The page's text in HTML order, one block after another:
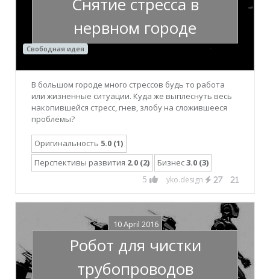
нервном городе
Свободная идея
В большом городе много стрессов будь то работа
или жизненные ситуации. Куда же выплеснуть весь
накопившейся стресс, гнев, злобу на сложившееся
проблемы?
Оригинальность 5.0 (1)
Перспективы развития 2.0 (2) Бизнес3.0 (3)
5 yko.design 27 21
10 April 2016
Робот для чистки
трубопроводов